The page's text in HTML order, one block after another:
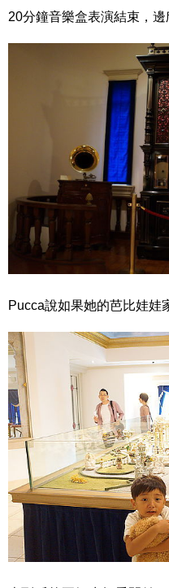
20分鐘音樂盒表演結束，
Pucca說如果她的芭比娃娃